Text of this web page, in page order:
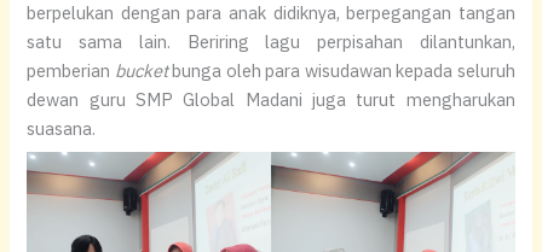
berpelukan dengan para anak didiknya, berpegangan tangan
satu sama lain. Beriring lagu perpisahan dilantunkan,
pemberian bucketbunga oleh para wisudawan kepada seluruh
dewan guru SMP Global Madani juga turut mengharukan
suasana.